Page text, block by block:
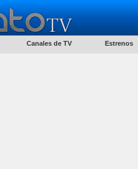
Canales de TV Estrenos